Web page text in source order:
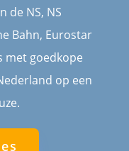
de NS, NS
Bahn, Eurostar
met goedkope
op een